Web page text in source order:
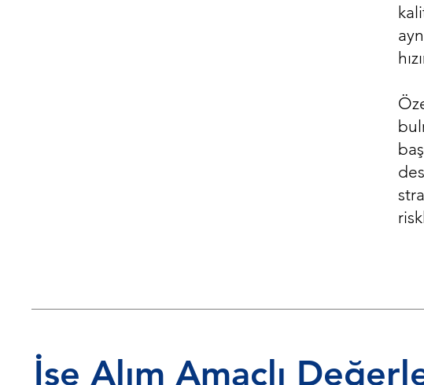
İşe Alım Amaçlı